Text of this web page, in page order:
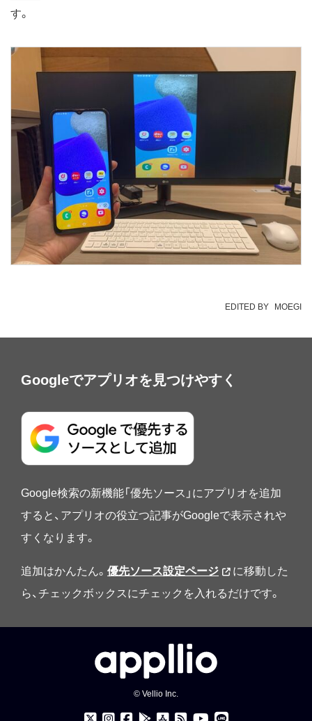
す。
EDITED BY MOEGI
Googleでアプリオを見つけやすく
Google検索の新機能「優先ソース」にアプリオを追加
すると、アプリオの役立つ記事がGoogleで表示されや
すくなります。
追加はかんたん。 優先ソース設定ページ
に移動した
ら、チェックボックスにチェックを入れるだけです。
© Vellio Inc.